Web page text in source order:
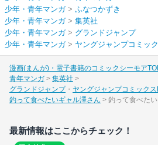
少年・青年マンガ> ふなつかずき
少年・青年マンガ> 集英社
少年・青年マンガ> グランドジャンプ
少年・青年マンガ> ヤングジャンプコミッ
漫画(まんが)・電子書籍のコミックシーモア
青年マンガ
集英社
グランドジャンプ
ヤングジャンプコミックス
釣って食べたいギャル澤さん
釣って食べた
最新情報はここからチェック！